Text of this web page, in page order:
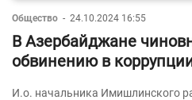
Общество - 24.10.2024 16:55
В Азербайджане
обвинению в
И.о. начальника Имишлинского